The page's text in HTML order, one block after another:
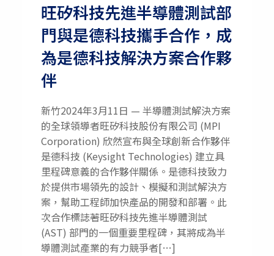
旺矽科技先進半導體測試部
門與是德科技攜手合作，成
為是德科技解決方案合作夥
伴
新竹2024年3月11日 — 半導體測試解決方案
的全球領導者旺矽科技股份有限公司 (MPI
Corporation) 欣然宣布與全球創新合作夥伴
是德科技 (Keysight Technologies) 建立具
里程碑意義的合作夥伴關係。是德科技致力
於提供市場領先的設計、模擬和測試解決方
案，幫助工程師加快產品的開發和部署。此
次合作標誌著旺矽科技先進半導體測試
(AST) 部門的一個重要里程碑，其將成為半
導體測試產業的有力競爭者[…]